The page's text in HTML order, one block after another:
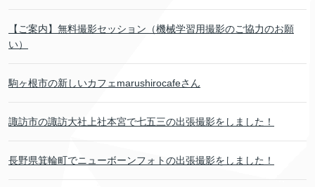
【ご案内】無料撮影セッション（機械学習用撮影のご協力のお願
い）
駒ヶ根市の新しいカフェmarushirocafeさん
諏訪市の諏訪大社上社本宮で七五三の出張撮影をしました！
長野県箕輪町でニューボーンフォトの出張撮影をしました！